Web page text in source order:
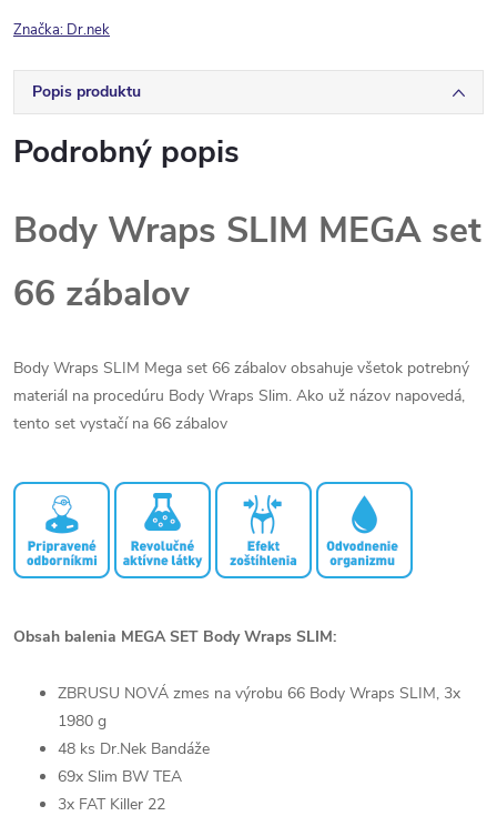
Značka: Dr.nek
Popis produktu
Podrobný popis
Body Wraps SLIM MEGA set
66 zábalov
Body Wraps SLIM Mega set 66 zábalov obsahuje všetok potrebný
materiál na procedúru Body Wraps Slim. Ako už názov napovedá,
tento set vystačí na 66 zábalov
Obsah balenia MEGA SET Body Wraps SLIM:
ZBRUSU NOVÁ zmes na výrobu 66 Body Wraps SLIM, 3x
1980 g
48 ks Dr.Nek Bandáže
69x Slim BW TEA
3x FAT Killer 22